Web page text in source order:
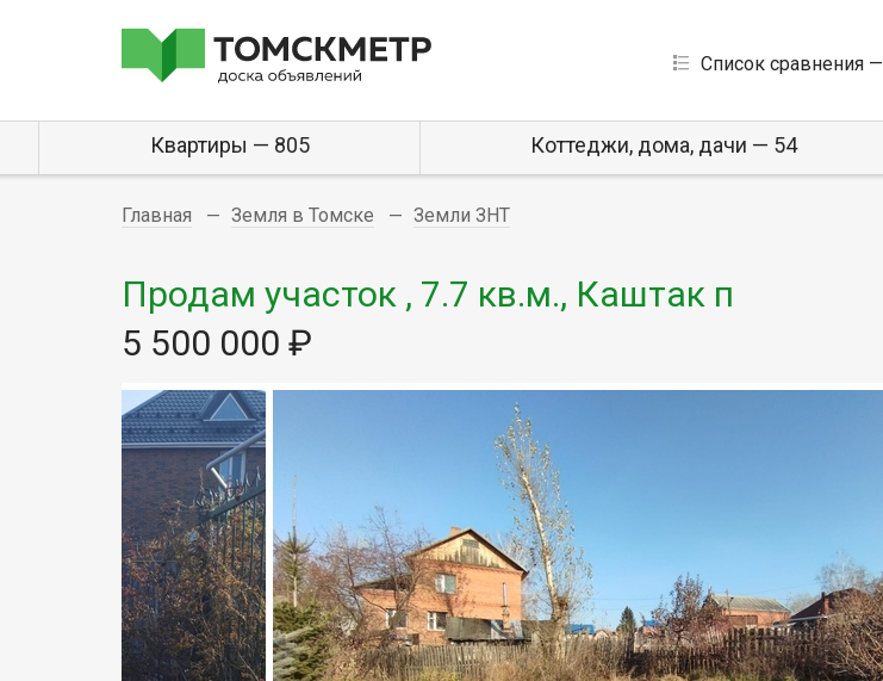
Список сравнения —
Квартиры — 805 Коттеджи, дома, дачи — 54
Главная Земля в Томске Земли ЗНТ
Продам участок , 7.7 кв.м., Каштак п
5 500 000 ₽